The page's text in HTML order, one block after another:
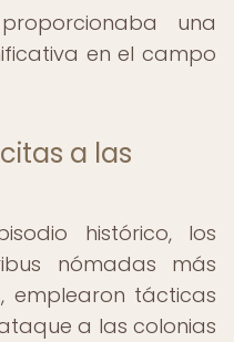
una
en el campo
a las
histórico, los
nómadas más
emplearon tácticas
a las colonias